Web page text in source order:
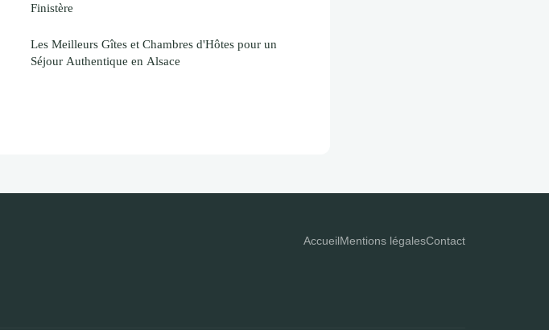
Finistère
Les Meilleurs Gîtes et Chambres d'Hôtes pour un
Séjour Authentique en Alsace
AccueilMentions légalesContact